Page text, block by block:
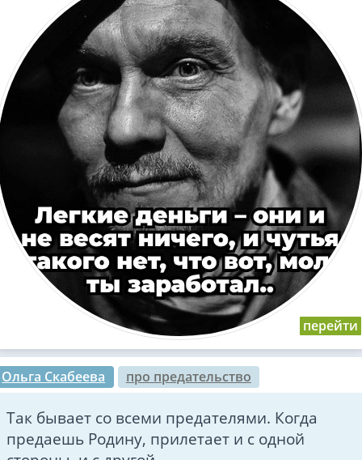
Ольга Скабеева про предательство
Так бывает со всеми предателями. Когда
предаешь Родину, прилетает и с одной